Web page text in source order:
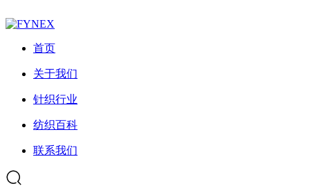
首页
关于我们
针织行业
纺织百科
联系我们